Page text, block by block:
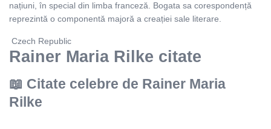
națiuni, în special din limba franceză. Bogata sa corespondență
reprezintă o componentă majoră a creației sale literare.
Czech Republic
Rainer Maria Rilke citate
Citate celebre de Rainer Maria
Rilke